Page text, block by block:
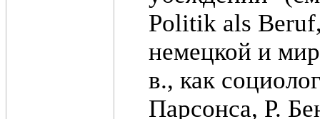
Politik als
немецкой и
в., как
Парсонса, Р.